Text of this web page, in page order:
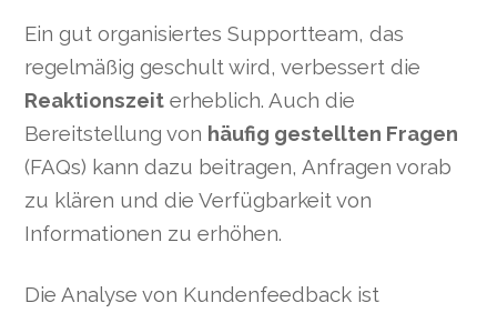
Ein gut organisiertes Supportteam, das
regelmäßig geschult wird, verbessert die
Reaktionszeit erheblich. Auch die
Bereitstellung von häufig gestellten Fragen
(FAQs) kann dazu beitragen, Anfragen vorab
zu klären und die Verfügbarkeit von
Informationen zu erhöhen.
Die Analyse von Kundenfeedback ist